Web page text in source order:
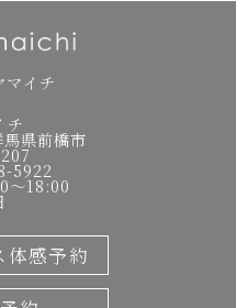
マイチ
チ
県前橋市
5922
～18:00
体感予約